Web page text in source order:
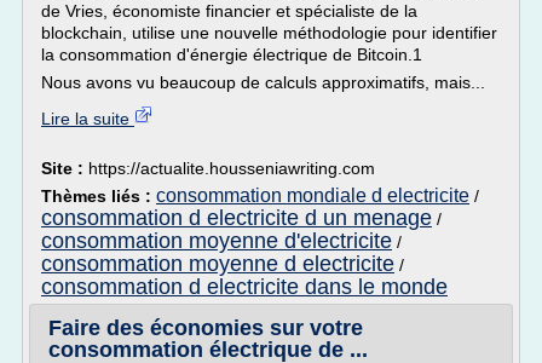
de Vries, économiste financier et spécialiste de la
blockchain, utilise une nouvelle méthodologie pour identifier
la consommation d'énergie électrique de Bitcoin.1
Nous avons vu beaucoup de calculs approximatifs, mais...
Lire la suite
Site : https://actualite.housseniawriting.com
Thèmes liés : consommation mondiale d electricite /
consommation d electricite d un menage /
consommation moyenne d'electricite /
consommation moyenne d electricite /
consommation d electricite dans le monde
Faire des économies sur votre
consommation électrique de ...